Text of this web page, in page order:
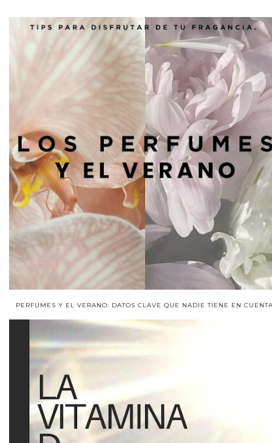
PERFUMES Y EL VERANO: DATOS CLAVE QUE NADIE TIENE EN